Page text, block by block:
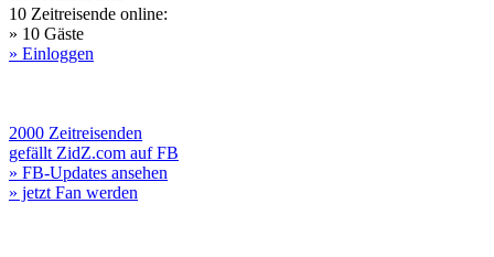
10 Zeitreisende online:
» 10 Gäste
» Einloggen
2000 Zeitreisenden
gefällt ZidZ.com auf FB
» FB-Updates ansehen
» jetzt Fan werden